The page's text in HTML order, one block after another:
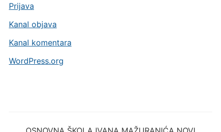
Prijava
Kanal objava
Kanal komentara
WordPress.org